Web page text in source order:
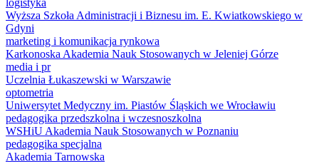
Wyższa Szkoła Administracji i Biznesu im. E. Kwiatkowskiego w
Gdyni
marketing i komunikacja rynkowa
Karkonoska Akademia Nauk Stosowanych w Jeleniej Górze
media i pr
Uczelnia Łukaszewski w Warszawie
optometria
Uniwersytet Medyczny im. Piastów Śląskich we Wrocławiu
pedagogika przedszkolna i wczesnoszkolna
WSHiU Akademia Nauk Stosowanych w Poznaniu
pedagogika specjalna
Akademia Tarnowska